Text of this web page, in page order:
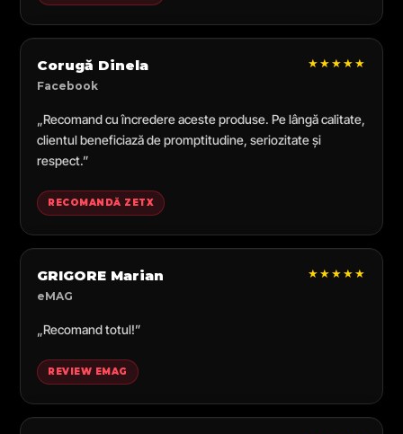
Corugă Dinela
Facebook
★★★★★
„Recomand cu încredere aceste produse. Pe lângă calitate,
clientul beneficiază de promptitudine, seriozitate și
respect.”
RECOMANDĂ ZETX
GRIGORE Marian
eMAG
★★★★★
„Recomand totul!”
REVIEW EMAG